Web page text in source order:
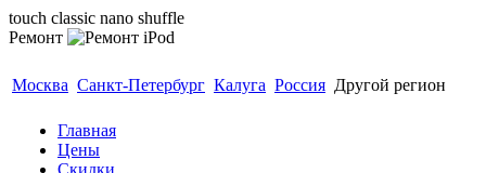
touch classic nano shuffle
Ремонт
Москва Санкт-Петербург Калуга Россия Другой регион
Главная
Цены
Скидки